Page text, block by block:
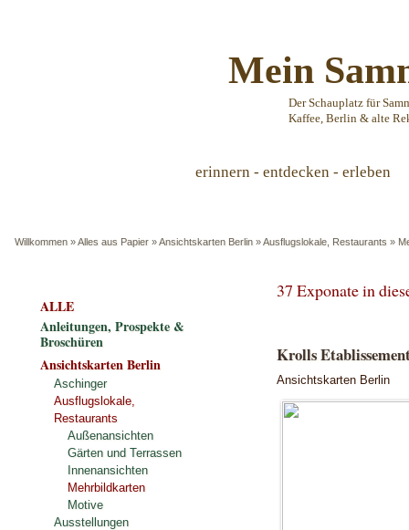
Mein
Der Schauplatz für
Kaffee, Berlin & alte
erinnern - entdecken - erleben
Willkommen »Alles aus Papier »Ansichtskarten Berlin »Ausflugslokale, Restaurants »
37 Exponate in
Krolls
Ansichtskarten Berlin
ALLE
Anleitungen, Prospekte &
Broschüren
Ansichtskarten Berlin
Aschinger
Ausflugslokale,
Restaurants
Außenansichten
Gärten und Terrassen
Innenansichten
Mehrbildkarten
Motive
Ausstellungen